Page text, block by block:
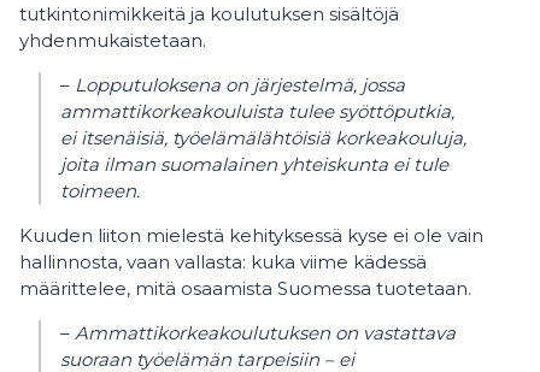
tutkintonimikkeitä ja koulutuksen sisältöjä
yhdenmukaistetaan.
– Lopputuloksena on järjestelmä, jossa
ammattikorkeakouluista tulee syöttöputkia,
ei itsenäisiä, työelämälähtöisiä korkeakouluja,
joita ilman suomalainen yhteiskunta ei tule
toimeen.
Kuuden liiton mielestä kehityksessä kyse ei ole vain
hallinnosta, vaan vallasta: kuka viime kädessä
määrittelee, mitä osaamista Suomessa tuotetaan.
– Ammattikorkeakoulutuksen on vastattava
suoraan työelämän tarpeisiin – ei